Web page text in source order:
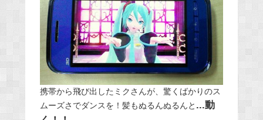
携帯から飛び出したミクさんが、驚くばかりのス
ムーズさでダンスを！髪もぬるんぬるんと ...動